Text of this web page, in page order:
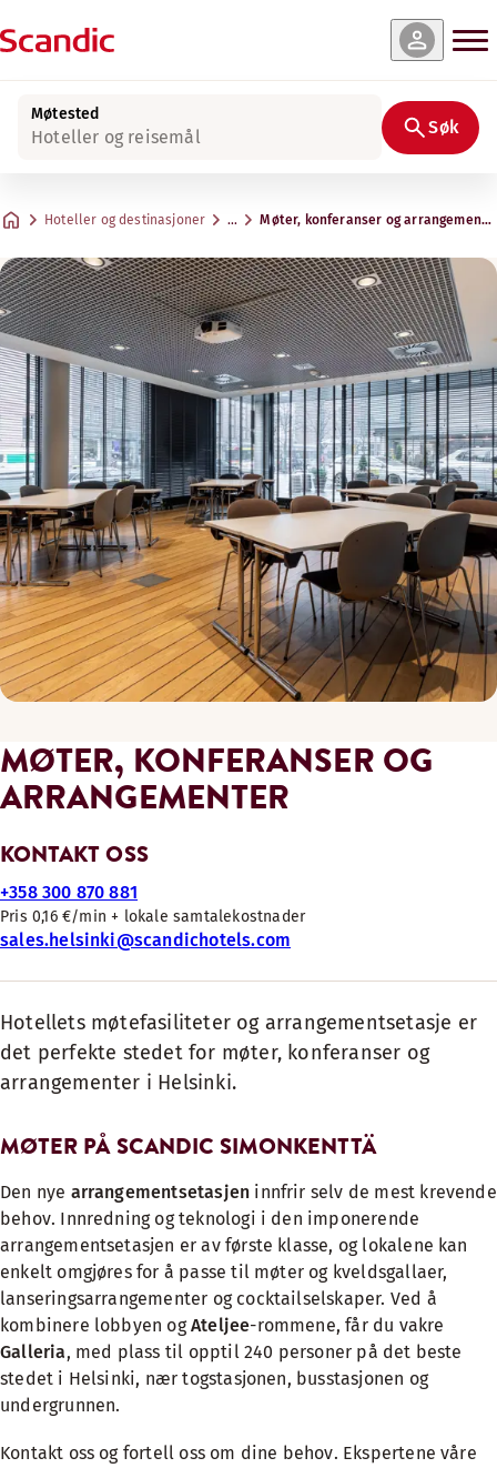
Møtested
Hoteller og reisemål Søk
Hoteller og destinasjoner … Møter, konferanser og
MØTER, KONFERANSER OG
ARRANGEMENTER
KONTAKT OSS
+358 300 870 881
Pris 0,16 €/min + lokale samtalekostnader
sales.helsinki@scandichotels.com
Hotellets møtefasiliteter og arrangementsetasje er
det perfekte stedet for møter, konferanser og
arrangementer i Helsinki.
MØTER PÅ SCANDIC SIMONKENTTÄ
Den nye arrangementsetasjen innfrir selv de mest krevende
behov. Innredning og teknologi i den imponerende
arrangementsetasjen er av første klasse, og lokalene kan
enkelt omgjøres for å passe til møter og kveldsgallaer,
lanseringsarrangementer og cocktailselskaper. Ved å
kombinere lobbyen ogAteljee-rommene, får du vakre
Galleria, med plass til opptil 240 personer på det beste
stedet i Helsinki, nær togstasjonen, busstasjonen og
undergrunnen.
Kontakt oss og fortell oss om dine behov. Ekspertene våre